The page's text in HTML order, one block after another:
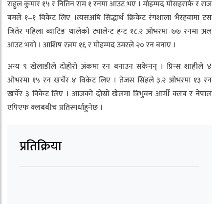
राहुल कुमार १५ र नितिन राम १ रनमा आउट भए । मोहम्मद मोसहरार्फ र राज
बमले १–१ विकेट लिए ।त्यसअघि सिद्धार्थ क्रिकेट रंगशाला भैरहवामा टस
जितेर पहिला ब्याटिङ थालेको ट्यालेन्ट हन्ट १८.२ ओभरमा ७७ रनमा अल
आउट भयो । आशिष रत्नम १६ र मोहम्मद उमरले २० रन बनाए ।
अन्य ९ खेलाडीले दोहोरो अंकमा रन बनाउन सकेनन् । प्रिन्स शाहीले ४
ओभरमा १५ रन खर्चेर ४ विकेट लिए । तेजस सिंहले ३.२ ओभरमा १३ रन
खर्चेर ३ विकेट लिए । आजको दोस्रो खेलमा त्रिभुवन आर्मी क्लब र नेपाल
एपिएफ क्लबबीच प्रतिस्पर्धाहुनेछ ।
प्रतिक्रिया